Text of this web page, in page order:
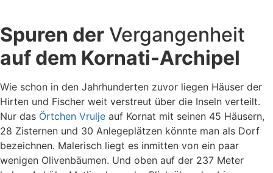
Spuren der Vergangenheit
auf dem Kornati-Archipel
Wie schon in den Jahrhunderten zuvor liegen Häuser der
Hirten und Fischer weit verstreut über die Inseln verteilt.
Nur das Örtchen Vrulje auf Kornat mit seinen 45 Häusern,
28 Zisternen und 30 Anlegeplätzen könnte man als Dorf
bezeichnen. Malerisch liegt es inmitten von ein paar
wenigen Olivenbäumen. Und oben auf der 237 Meter